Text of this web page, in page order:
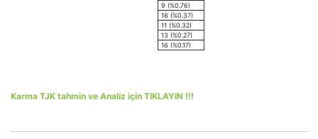
9 (%0.76)
18 (%0.37)
11 (%0.32)
13 (%0.27)
16 (%0.17)
Karma TJK tahmin ve Analiz için TIKLAYIN !!!